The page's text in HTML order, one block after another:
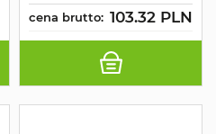
cena brutto: 103.32 PLN